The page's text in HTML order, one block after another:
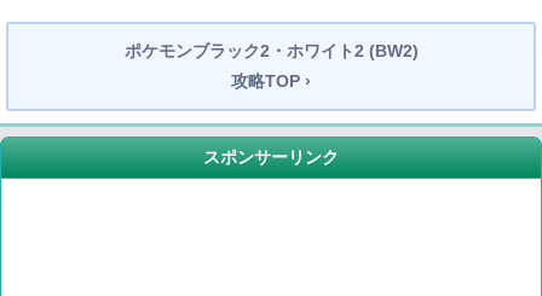
ポケモンブラック2・ホワイト2 (BW2)
攻略TOP ›
スポンサーリンク